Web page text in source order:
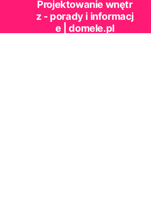
Projektowanie wnętr
z - porady i informacj
e | domele.pl